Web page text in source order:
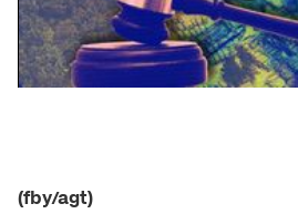
(fby/agt)